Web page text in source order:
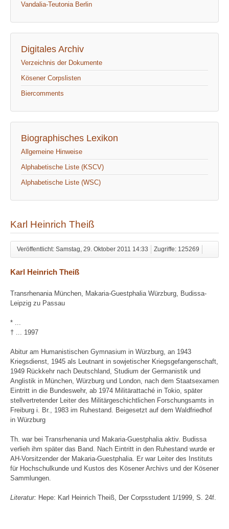
Vandalia-Teutonia Berlin
Digitales Archiv
Verzeichnis der Dokumente
Kösener Corpslisten
Biercomments
Biographisches Lexikon
Allgemeine Hinweise
Alphabetische Liste (KSCV)
Alphabetische Liste (WSC)
Karl Heinrich Theiß
Veröffentlicht: Samstag, 29. Oktober 2011 14:33 Zugriffe: 125269
Karl Heinrich Theiß
Transrhenania München, Makaria-Guestphalia Würzburg, Budissa-
Leipzig zu Passau
* ...
† ... 1997
Abitur am Humanistischen Gymnasium in Würzburg, an 1943
Kriegsdienst, 1945 als Leutnant in sowjetischer Kriegsgefangenschaft,
1949 Rückkehr nach Deutschland, Studium der Germanistik und
Anglistik in München, Würzburg und London, nach dem Staatsexamen
Eintritt in die Bundeswehr, ab 1974 Militärattaché in Tokio, später
stellvertretender Leiter des Militärgeschichtlichen Forschungsamts in
Freiburg i. Br., 1983 im Ruhestand. Beigesetzt auf dem Waldfriedhof
in Würzburg
Th. war bei Transrhenania und Makaria-Guestphalia aktiv. Budissa
verlieh ihm später das Band. Nach Eintritt in den Ruhestand wurde er
AH-Vorsitzender der Makaria-Guestphalia. Er war Leiter des Instituts
für Hochschulkunde und Kustos des Kösener Archivs und der Kösener
Sammlungen.
Literatur: Hepe: Karl Heinrich Theiß, Der Corpsstudent 1/1999, S. 24f.